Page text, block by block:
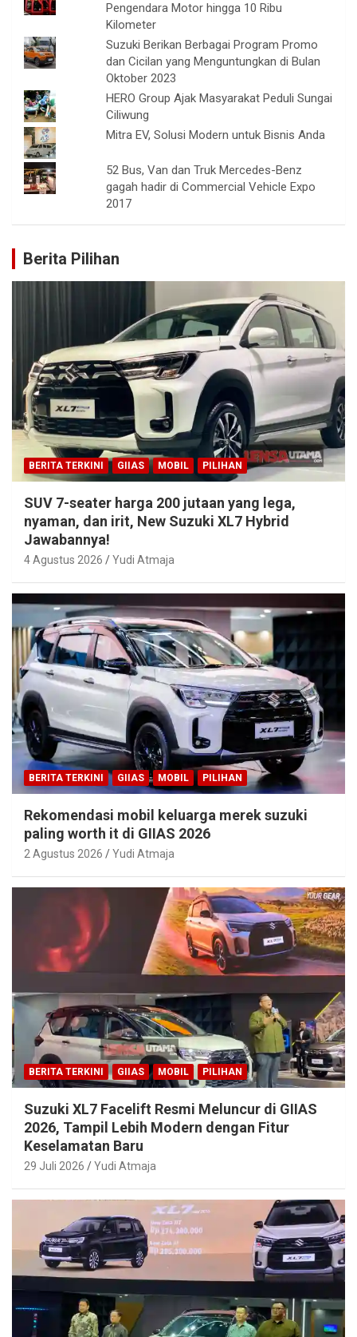
Pengendara Motor hingga 10 Ribu
Kilometer
Suzuki Berikan Berbagai Program Promo
dan Cicilan yang Menguntungkan di Bulan
Oktober 2023
HERO Group Ajak Masyarakat Peduli Sungai
Ciliwung
Mitra EV, Solusi Modern untuk Bisnis Anda
52 Bus, Van dan Truk Mercedes-Benz
gagah hadir di Commercial Vehicle Expo
2017
Berita Pilihan
BERITA TERKINI GIIAS MOBIL PILIHAN
SUV 7-seater harga 200 jutaan yang lega,
nyaman, dan irit, New Suzuki XL7 Hybrid
Jawabannya!
4 Agustus 2026 Yudi Atmaja
BERITA TERKINI GIIAS MOBIL PILIHAN
Rekomendasi mobil keluarga merek suzuki
paling worth it di GIIAS 2026
2 Agustus 2026 Yudi Atmaja
BERITA TERKINI GIIAS MOBIL PILIHAN
Suzuki XL7 Facelift Resmi Meluncur di GIIAS
2026, Tampil Lebih Modern dengan Fitur
Keselamatan Baru
29 Juli 2026 Yudi Atmaja